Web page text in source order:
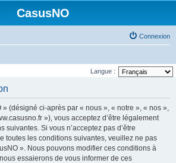
CasusNO
Connexion
Langue :
» (désigné ci-après par « nous », « notre », « nos »,
»), vous acceptez d’être légalement
suivantes. Si vous n’acceptez pas d’être
toutes les conditions suivantes, veuillez ne pas
». Nous pouvons modifier ces conditions à
essaierons de vous informer de ces